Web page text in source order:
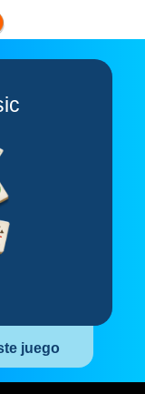
juego